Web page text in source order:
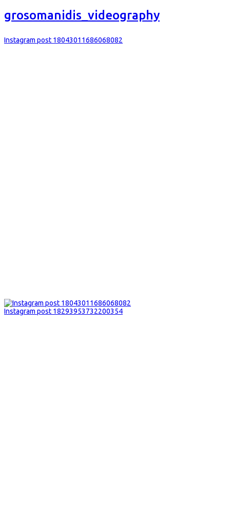
grosomanidis_videography
Instagram post 18043011686068082
Instagram post 18293953732200354